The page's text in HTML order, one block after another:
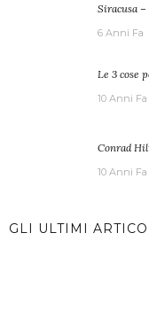
Siracusa
6 Anni Fa
Le 3 cose
10 Anni Fa
Conrad
10 Anni Fa
GLI ULTIMI